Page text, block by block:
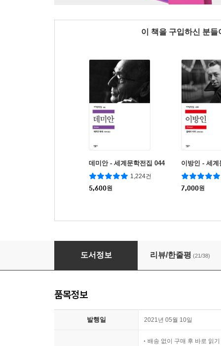
이 책을 구입하신 분
데미안 - 세계문학전집 044
1,224건
5,600원
이방인 - 세
7,000원
당신은 언제 노래가 되지
도서정보 리뷰/한줄평 (21/38)
품목정보
발행일 2021년 05월 10일
배송 없이 구매 후 바로 읽기